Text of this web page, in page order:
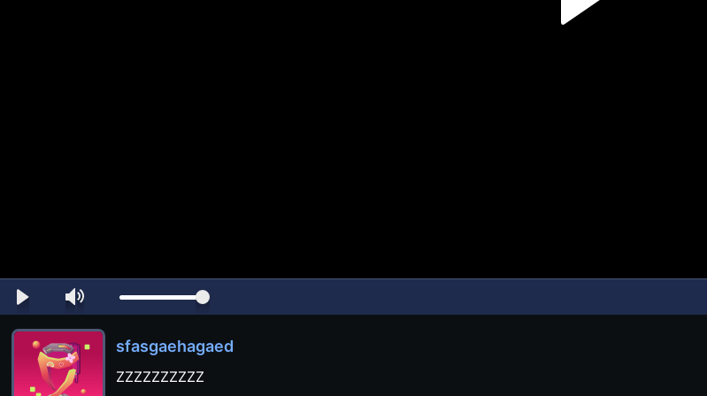
sfasgaehagaed
ZZZZZZZZZZ